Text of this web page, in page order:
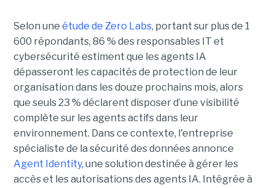
Selon une étude de Zero Labs, portant sur plus de 1
600 répondants, 86 % des responsables IT et
cybersécurité estiment que les agents IA
dépasseront les capacités de protection de leur
organisation dans les douze prochains mois, alors
que seuls 23 % déclarent disposer d’une visibilité
complète sur les agents actifs dans leur
environnement. Dans ce contexte, l'entreprise
spécialiste de la sécurité des données annonce
Agent Identity, une solution destinée à gérer les
accès et les autorisations des agents IA. Intégrée à